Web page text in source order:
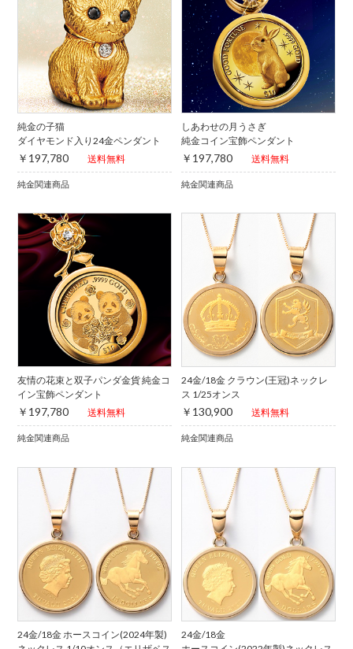
純金の子猫
ダイヤモンド入り24金ペンダント
￥197,780 送料無料
純金関連商品
しあわせの月うさぎ
純金コイン宝飾ペンダント
￥197,780 送料無料
純金関連商品
友情の花束と双子パンダ金貨 純金コ
イン宝飾ペンダント
￥197,780 送料無料
純金関連商品
24金/18金 クラウン(王冠)ネックレ
ス 1/25オンス
￥130,900 送料無料
純金関連商品
24金/18金 ホースコイン(2024年製)
24金/18金